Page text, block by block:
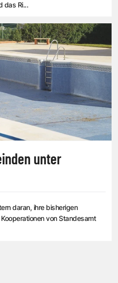
das Ri...
unter
daran, ihre bisherigen
von Standesamt